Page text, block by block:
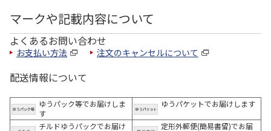
マークや記載内容について
よくあるお問い合わせ
お支払い方法 注文のキャンセルについて
配送情報について
ゆうパック等でお届けしま
す
ゆうパケットでお届けします
チルドゆうパックでお届け
定形外郵便(簡易書留)でお届